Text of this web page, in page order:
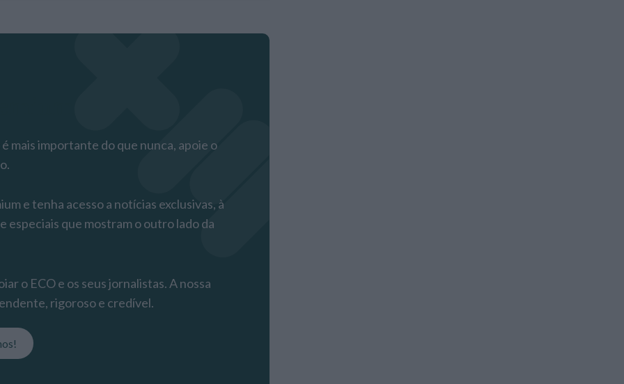
mais importante do que nunca, apoie o
e tenha acesso a notícias exclusivas, à
especiais que mostram o outro lado da
o ECO e os seus jornalistas. A nossa
rigoroso e credível.